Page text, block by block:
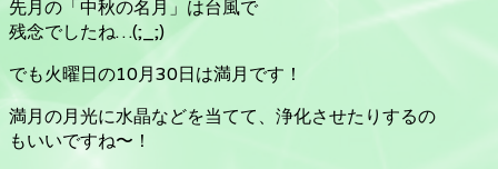
先月の「中秋の名月」は台風で
残念でしたね…(;_;)
でも火曜日の10月30日は満月です！
満月の月光に水晶などを当てて、浄化させたりするの
もいいですね〜！